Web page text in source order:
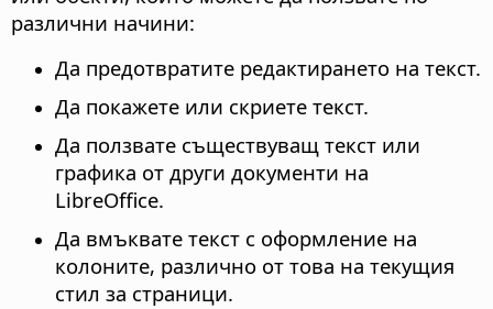
различни начини:
Да предотвратите редактирането на текст.
Да покажете или скриете текст.
Да ползвате съществуващ текст или
графика от други документи на
LibreOffice.
Да вмъквате текст с оформление на
колоните, различно от това на текущия
стил за страници.